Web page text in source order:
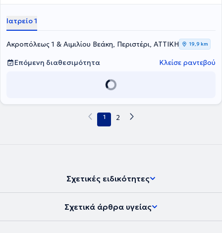
ιατρός στο Ιατρικό Κέντρο Περιστερίου, στο Mediterraneo Hospital
και στο Doctors Hospital. Τέλος, ο ιατρός είναι μέλος του Ιατρικού
Ιατρείο 1
Ακροπόλεως 1 & Αιμιλίου Βεάκη, Περιστέρι, ΑΤΤΙΚΗ 19,9 km
Επόμενη διαθεσιμότητα Κλείσε ραντεβού
1 2
Σχετικές ειδικότητες
Σχετικά άρθρα υγείας